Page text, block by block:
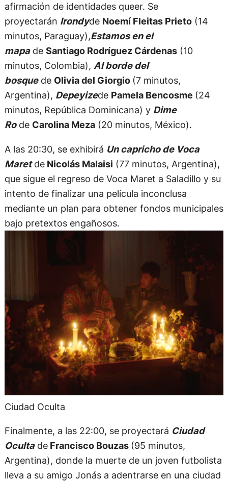
afirmación de identidades queer. Se
proyectarán Irondyde Noemí Fleitas Prieto(14
minutos, Paraguay),Estamos en el
mapade Santiago Rodríguez Cárdenas(10
minutos, Colombia), Al borde del
bosquede Olivia del Giorgio (7 minutos,
Argentina), Depeyizede Pamela Bencosme (24
minutos, República Dominicana) y Dime
Rode Carolina Meza(20 minutos, México).
A las 20:30, se exhibirá Un capricho de Voca
MaretdeNicolás Malaisi (77 minutos, Argentina),
que sigue el regreso de Voca Maret a Saladillo y su
intento de finalizar una película inconclusa
mediante un plan para obtener fondos municipales
bajo pretextos engañosos.
Ciudad Oculta
Finalmente, a las 22:00, se proyectará Ciudad
OcultadeFrancisco Bouzas (95 minutos,
Argentina), donde la muerte de un joven futbolista
lleva a su amigo Jonás a adentrarse en una ciudad